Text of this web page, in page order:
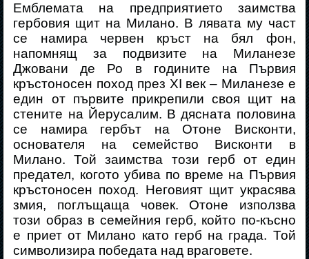
Емблемата на предприятието заимства
гербовия щит на Милано. В лявата му част
се намира червен кръст на бял фон,
напомнящ за подвизите на Миланезе
Джовани де Ро в годините на Първия
кръстоносен поход през XI век – Миланезе е
един от първите прикрепили своя щит на
стените на Йерусалим. В дясната половина
се намира гербът на Отоне Висконти,
основателя на семейство Висконти в
Милано. Той заимства този герб от един
предател, когото убива по време на Първия
кръстоносен поход. Неговият щит украсява
змия, поглъщаща човек. Отоне използва
този образ в семейния герб, който по-късно
е приет от Милано като герб на града. Той
символизира победата над враговете.